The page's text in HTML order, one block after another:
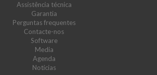
Assistência técnica
Garantia
Perguntas frequentes
Contacte-nos
Software
Media
Agenda
Notícias